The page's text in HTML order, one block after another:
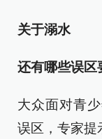
关于溺水
还有哪些误区
大众面对青
误区，专家提